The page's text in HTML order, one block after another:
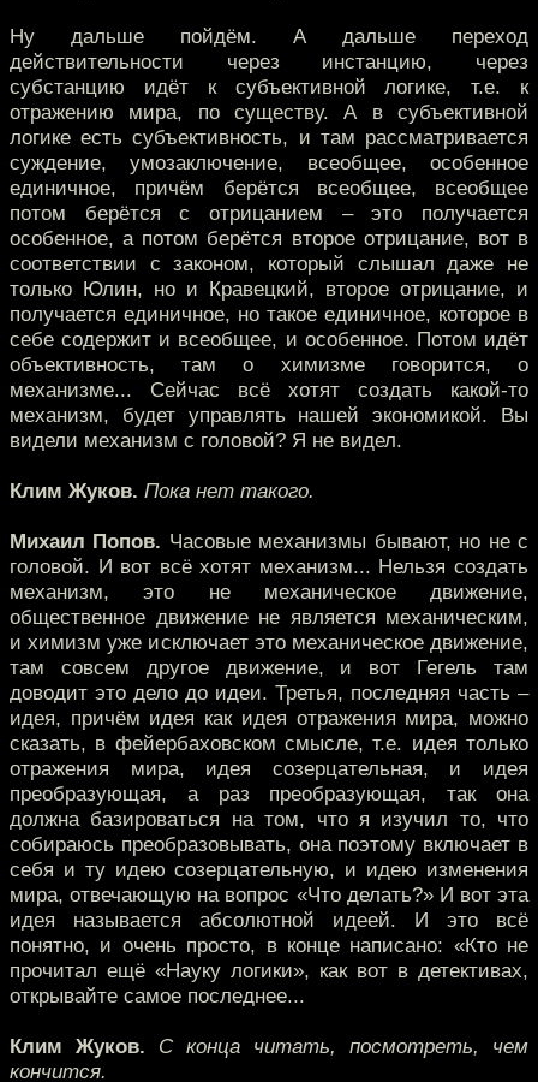
Ну дальше пойдём. А дальше переход
действительности через инстанцию, через
субстанцию идёт к субъективной логике, т.е. к
отражению мира, по существу. А в субъективной
логике есть субъективность, и там рассматривается
суждение, умозаключение, всеобщее, особенное
единичное, причём берётся всеобщее, всеобщее
потом берётся с отрицанием – это получается
особенное, а потом берётся второе отрицание, вот в
соответствии с законом, который слышал даже не
только Юлин, но и Кравецкий, второе отрицание, и
получается единичное, но такое единичное, которое в
себе содержит и всеобщее, и особенное. Потом идёт
объективность, там о химизме говорится, о
механизме... Сейчас всё хотят создать какой-то
механизм, будет управлять нашей экономикой. Вы
видели механизм с головой? Я не видел.
Клим Жуков. Пока нет такого.
Михаил Попов. Часовые механизмы бывают, но не с
головой. И вот всё хотят механизм... Нельзя создать
механизм, это не механическое движение,
общественное движение не является механическим,
и химизм уже исключает это механическое движение,
там совсем другое движение, и вот Гегель там
доводит это дело до идеи. Третья, последняя часть –
идея, причём идея как идея отражения мира, можно
сказать, в фейербаховском смысле, т.е. идея только
отражения мира, идея созерцательная, и идея
преобразующая, а раз преобразующая, так она
должна базироваться на том, что я изучил то, что
собираюсь преобразовывать, она поэтому включает в
себя и ту идею созерцательную, и идею изменения
мира, отвечающую на вопрос «Что делать?» И вот эта
идея называется абсолютной идеей. И это всё
понятно, и очень просто, в конце написано: «Кто не
прочитал ещё «Науку логики», как вот в детективах,
открывайте самое последнее...
Клим Жуков. С конца читать, посмотреть, чем
кончится.